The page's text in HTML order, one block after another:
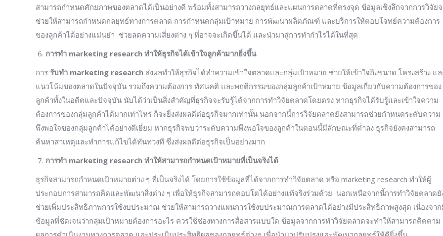
สามารถกำหนดศักยภาพของตลาดได้เป็นอย่างดี พร้อมทั้งสามารถวางกลยุทธ์และแผนการตลาดที่ตรงจุด ข้อมูลเชิงลึกจากการวิจัย
ช่วยให้สามารถกำหนดกลยุทธ์ทางการตลาด การกำหนดกลุ่มเป้าหมาย การพัฒนาผลิตภัณฑ์ และบริการให้ตอบโจทย์ความต้องการ
ของลูกค้าได้อย่างแม่นยำ ช่วยลดความเสี่ยงต่าง ๆ ที่อาจจะเกิดขึ้นได้ และนำมาสู่การทำกำไรได้ในที่สุด
การทำ marketing research ทำให้ธุรกิจได้เข้าใจลูกค้ามากยิ่งขึ้น
การ รับทำ marketing research ส่งผลทำให้ธุรกิจได้ทำความเข้าใจตลาดและกลุ่มเป้าหมาย ช่วยให้เข้าใจถึงขนาด โครงสร้าง แ
แนวโน้มของตลาดในปัจจุบัน รวมถึงความต้องการ ทัศนคติ และพฤติกรรมของกลุ่มลูกค้าเป้าหมาย ข้อมูลเกี่ยวกับความต้องการของ
ลูกค้าทั้งในอดีตและปัจจุบัน นับได้ว่าเป็นสิ่งสำคัญที่ธุรกิจจะรับรู้ได้จากการทำวิจัยตลาดโดยตรง หากธุรกิจได้รับรู้และเข้าใจความ
ต้องการของกลุ่มลูกค้าได้มากเท่าไหร่ ก็จะยิ่งส่งผลดีต่อธุรกิจมากเท่านั้น นอกจากนี้การวิจัยตลาดยังสามารถช่วยกำหนดระดับความ
พึงพอใจของกลุ่มลูกค้าได้อย่างดีเยี่ยม หากธุรกิจพบว่าระดับความพึงพอใจของลูกค้าในตอนนี้มีลักษณะที่ต่ำลง ธุรกิจยังคงสามารถ
ค้นหาสาเหตุและทำการแก้ไขได้ทันท่วงที ซึ่งส่งผลดีต่อธุรกิจเป็นอย่างมาก
การทำ marketing research ทำให้สามารถกำหนดเป้าหมายที่เป็นจริงได้
ธุรกิจสามารถกำหนดเป้าหมายต่าง ๆ ที่เป็นจริงได้ โดยการใช้ข้อมูลที่ได้จากการทำวิจัยตลาด หรือ marketing research ทำให้ผู้
ประกอบการสามารถคิดและพัฒนาสิ่งต่าง ๆ เพื่อให้ธุรกิจสามารถตอบโตได้อย่างแท้จริงร่วมด้วย นอกเหนือจากนี้การทำวิจัยตลาดยั
ช่วยเพิ่มประสิทธิภาพการใช้งบประมาณ ช่วยให้สามารถวางแผนการใช้งบประมาณการตลาดได้อย่างมีประสิทธิภาพสูงสุด เนื่องจา
ข้อมูลที่ชัดเจนว่ากลุ่มเป้าหมายต้องการอะไร ควรใช้ช่องทางการสื่อสารแบบใด ข้อมูลจากการทำวิจัยตลาดจะทำให้สามารถติดตาม